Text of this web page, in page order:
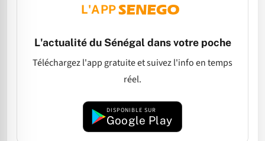
L'APP
L'actualité du Sénégal dans votre poche
Téléchargez l'app gratuite et suivez l'info en temps
réel.
DISPONIBLE SUR
Google Play